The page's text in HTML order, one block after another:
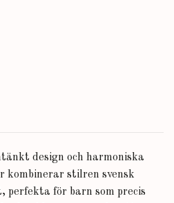
design och harmoniska
kombinerar stilren svensk
perfekta för barn som precis